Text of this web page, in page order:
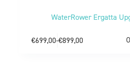
WaterRower Ergatta
€699,00-€899,00